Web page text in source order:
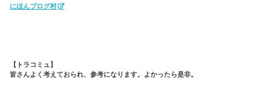
にほんブログ村
【トラコミュ】
皆さんよく考えておられ、参考になります。よかったら是非。